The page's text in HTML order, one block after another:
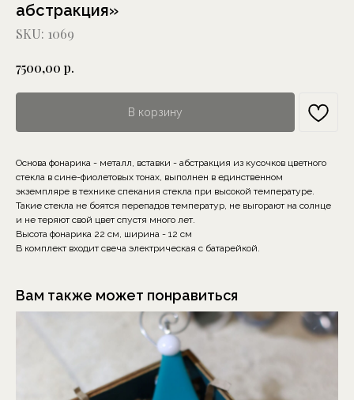
абстракция»
SKU: 1069
7500,00 р.
В корзину
Основа фонарика - металл, вставки - абстракция из кусочков цветного
стекла в сине-фиолетовых тонах, выполнен в единственном
экземпляре в технике спекания стекла при высокой температуре.
Такие стекла не боятся перепадов температур, не выгорают на солнце
и не теряют свой цвет спустя много лет.
Высота фонарика 22 см, ширина - 12 см
В комплект входит свеча электрическая с батарейкой.
Вам также может понравиться